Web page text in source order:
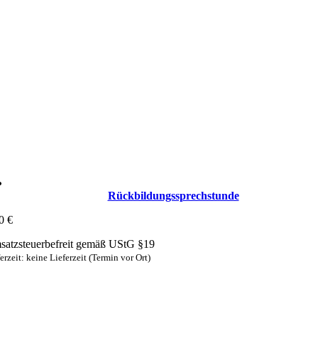
Rückbildungs­sprechstunde
€
gemäß UStG §19
keine Lieferzeit (Termin vor Ort)